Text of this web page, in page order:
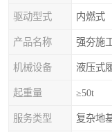
驱动型式 内燃式
产品名称 强夯施
机械设备 液压式
起重量 ≥50t
服务类型 复杂地